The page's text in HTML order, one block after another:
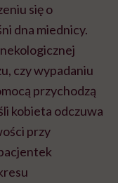
się o
dna miednicy.
czy wypadaniu
przychodzą
kobieta odczuwa
przy